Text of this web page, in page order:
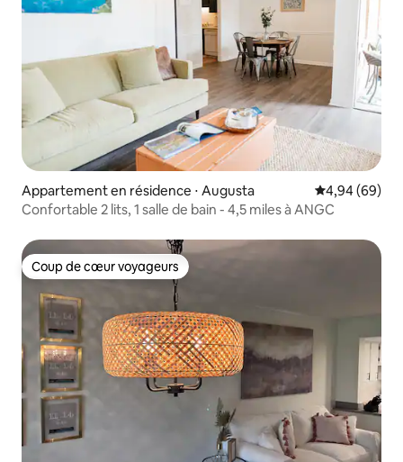
Appartement en résidence ⋅ Augusta Évaluation
4,94 (69)
Confortable 2 lits, 1 salle de bain - 4,5 miles à ANGC
Coup de cœur voyageurs
Coup de cœur voyageurs